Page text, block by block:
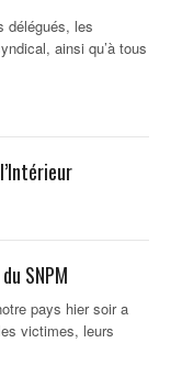
délégués, les
ainsi qu’à tous
SNPM
pays hier soir a
victimes, leurs